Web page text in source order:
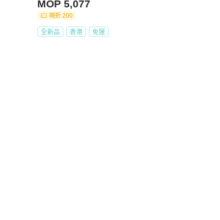
MOP 5,077
現折 200
全新品 香港 免運